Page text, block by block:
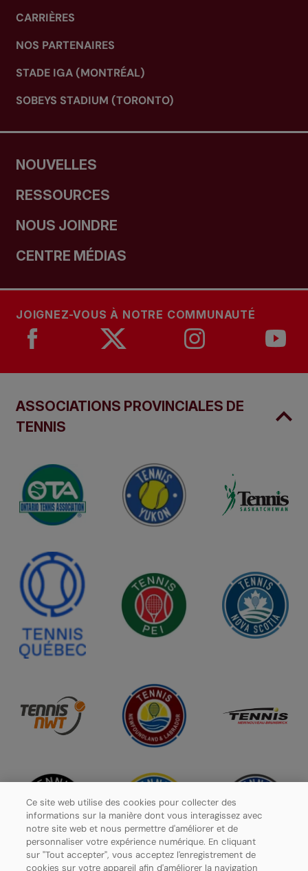
CARRIÈRES
NOS PARTENAIRES
STADE IGA (MONTRÉAL)
SOBEYS STADIUM (TORONTO)
NOUVELLES
RESSOURCES
NOUS JOINDRE
CENTRE MÉDIAS
JOIGNEZ-VOUS À NOTRE COMMUNAUTÉ
ASSOCIATIONS PROVINCIALES DE
TENNIS
Ce site web utilise des cookies pour collecter des
informations sur la manière dont vous interagissez avec
notre site web et nous permettre d'améliorer et de
personnaliser votre expérience numérique. En cliquant
sur "Tout accepter", vous acceptez l'enregistrement de
cookies sur votre appareil afin d'améliorer la navigation